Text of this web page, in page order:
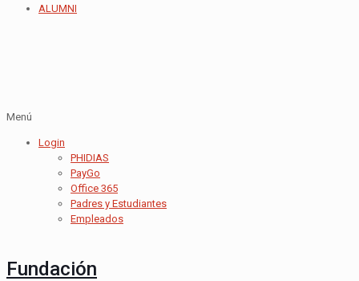
ALUMNI
Menú
Login
PHIDIAS
PayGo
Office 365
Padres y Estudiantes
Empleados
Fundación